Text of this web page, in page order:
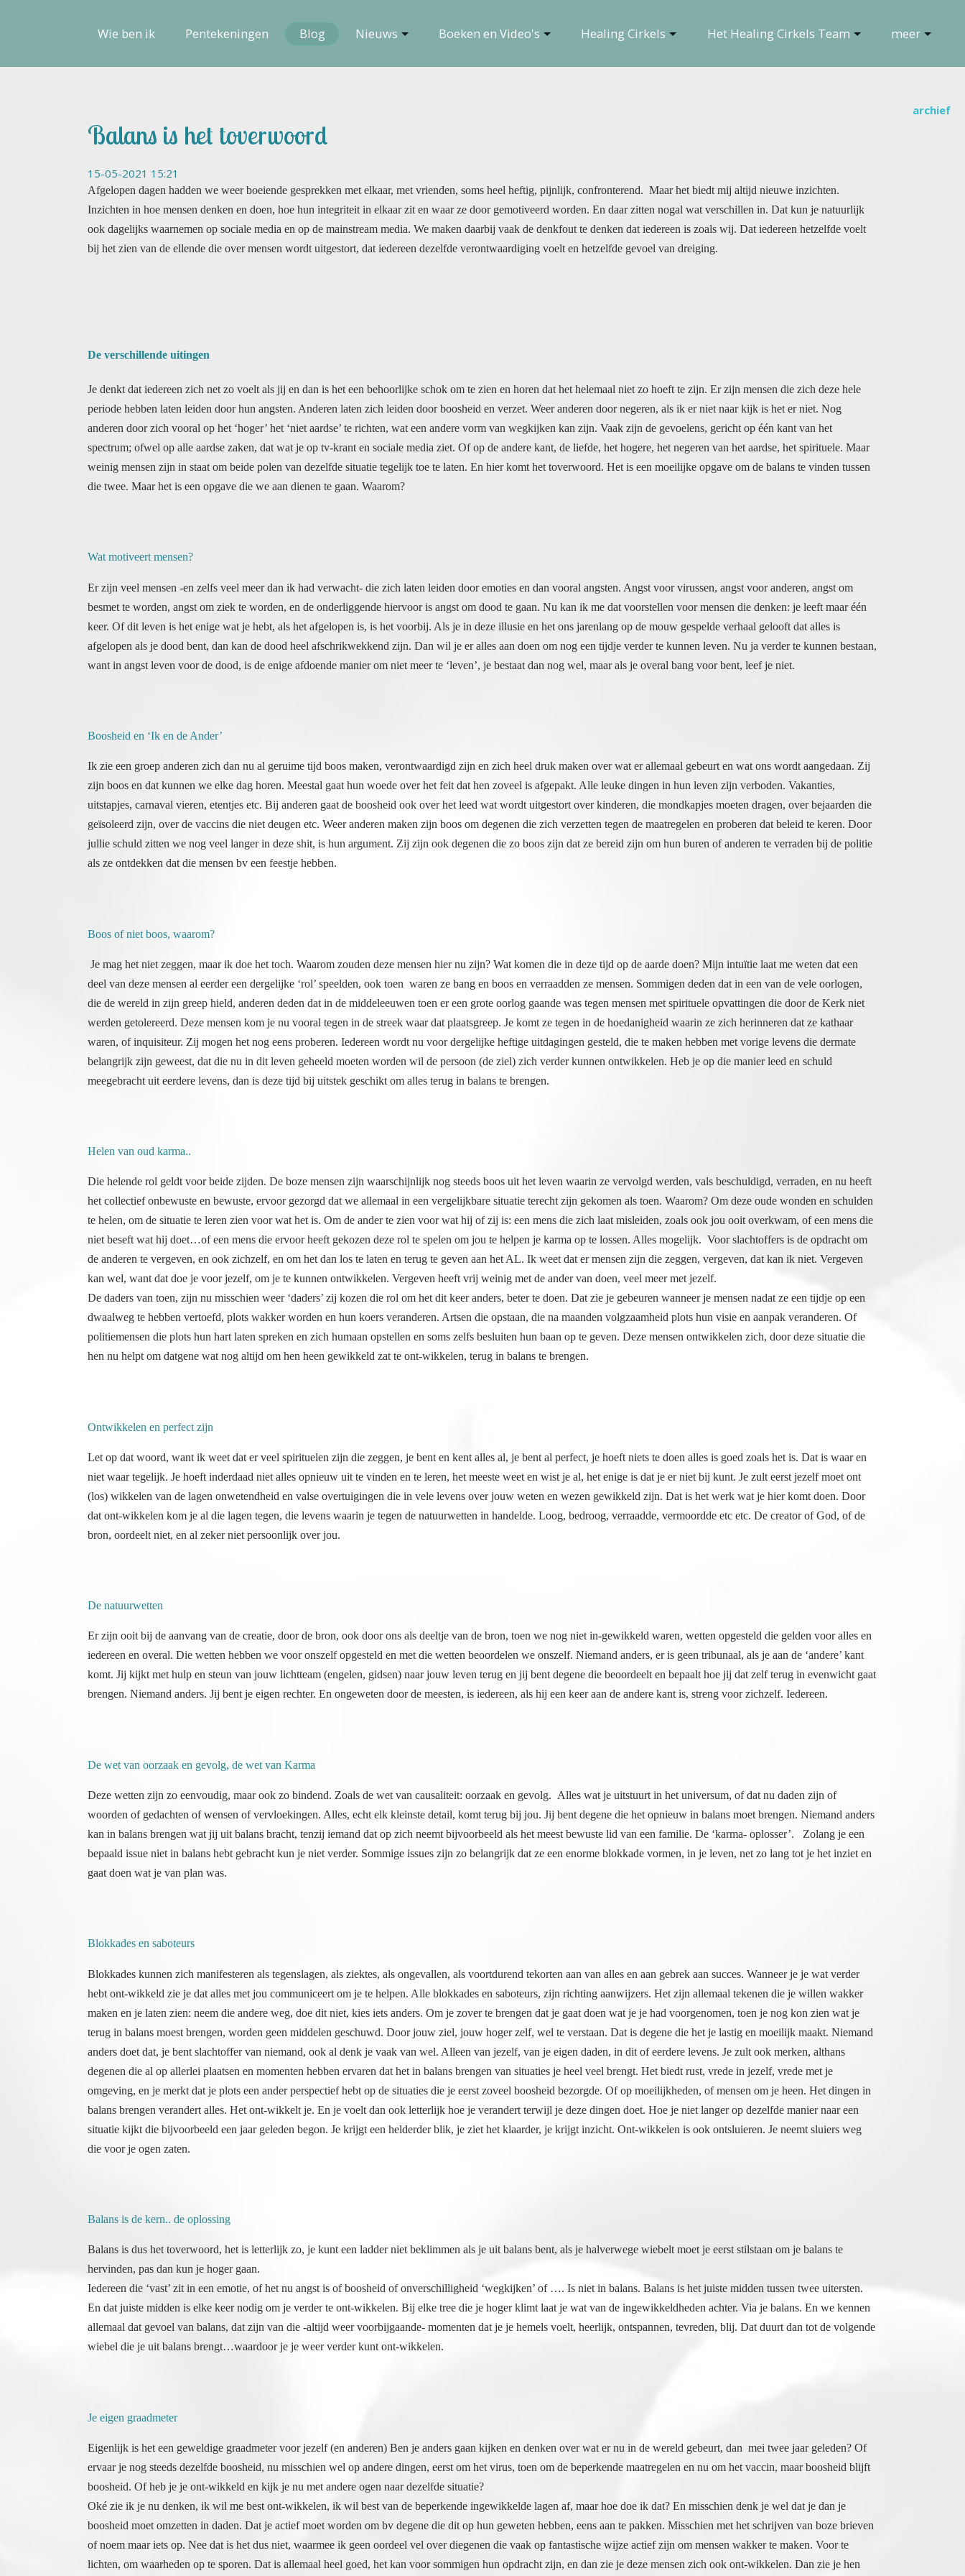
Wie ben ik Pentekeningen Blog Nieuws Boeken en Video's Healing Cirkels Het Healing Cirkels Team meer
archief
Balans is het toverwoord
15-05-2021 15:21
Afgelopen dagen hadden we weer boeiende gesprekken met elkaar, met vrienden, soms heel heftig, pijnlijk, confronterend. Maar het biedt mij altijd nieuwe inzichten.
Inzichten in hoe mensen denken en doen, hoe hun integriteit in elkaar zit en waar ze door gemotiveerd worden. En daar zitten nogal wat verschillen in. Dat kun je natuurlijk
ook dagelijks waarnemen op sociale media en op de mainstream media. We maken daarbij vaak de denkfout te denken dat iedereen is zoals wij. Dat iedereen hetzelfde voelt
bij het zien van de ellende die over mensen wordt uitgestort, dat iedereen dezelfde verontwaardiging voelt en hetzelfde gevoel van dreiging.
De verschillende uitingen
Je denkt dat iedereen zich net zo voelt als jij en dan is het een behoorlijke schok om te zien en horen dat het helemaal niet zo hoeft te zijn. Er zijn mensen die zich deze hele
periode hebben laten leiden door hun angsten. Anderen laten zich leiden door boosheid en verzet. Weer anderen door negeren, als ik er niet naar kijk is het er niet. Nog
anderen door zich vooral op het ‘hoger’ het ‘niet aardse’ te richten, wat een andere vorm van wegkijken kan zijn. Vaak zijn de gevoelens, gericht op één kant van het
spectrum; ofwel op alle aardse zaken, dat wat je op tv-krant en sociale media ziet. Of op de andere kant, de liefde, het hogere, het negeren van het aardse, het spirituele. Maar
weinig mensen zijn in staat om beide polen van dezelfde situatie tegelijk toe te laten. En hier komt het toverwoord. Het is een moeilijke opgave om de balans te vinden tussen
die twee. Maar het is een opgave die we aan dienen te gaan. Waarom?
Wat motiveert mensen?
Er zijn veel mensen -en zelfs veel meer dan ik had verwacht- die zich laten leiden door emoties en dan vooral angsten. Angst voor virussen, angst voor anderen, angst om
besmet te worden, angst om ziek te worden, en de onderliggende hiervoor is angst om dood te gaan. Nu kan ik me dat voorstellen voor mensen die denken: je leeft maar één
keer. Of dit leven is het enige wat je hebt, als het afgelopen is, is het voorbij. Als je in deze illusie en het ons jarenlang op de mouw gespelde verhaal gelooft dat alles is
afgelopen als je dood bent, dan kan de dood heel afschrikwekkend zijn. Dan wil je er alles aan doen om nog een tijdje verder te kunnen leven. Nu ja verder te kunnen bestaan,
want in angst leven voor de dood, is de enige afdoende manier om niet meer te ‘leven’, je bestaat dan nog wel, maar als je overal bang voor bent, leef je niet.
Boosheid en ‘Ik en de Ander’
Ik zie een groep anderen zich dan nu al geruime tijd boos maken, verontwaardigd zijn en zich heel druk maken over wat er allemaal gebeurt en wat ons wordt aangedaan. Zij
zijn boos en dat kunnen we elke dag horen. Meestal gaat hun woede over het feit dat hen zoveel is afgepakt. Alle leuke dingen in hun leven zijn verboden. Vakanties,
uitstapjes, carnaval vieren, etentjes etc. Bij anderen gaat de boosheid ook over het leed wat wordt uitgestort over kinderen, die mondkapjes moeten dragen, over bejaarden die
geïsoleerd zijn, over de vaccins die niet deugen etc. Weer anderen maken zijn boos om degenen die zich verzetten tegen de maatregelen en proberen dat beleid te keren. Door
jullie schuld zitten we nog veel langer in deze shit, is hun argument. Zij zijn ook degenen die zo boos zijn dat ze bereid zijn om hun buren of anderen te verraden bij de politie
als ze ontdekken dat die mensen bv een feestje hebben.
Boos of niet boos, waarom?
Je mag het niet zeggen, maar ik doe het toch. Waarom zouden deze mensen hier nu zijn? Wat komen die in deze tijd op de aarde doen? Mijn intuïtie laat me weten dat een
deel van deze mensen al eerder een dergelijke ‘rol’ speelden, ook toen waren ze bang en boos en verraadden ze mensen. Sommigen deden dat in een van de vele oorlogen,
die de wereld in zijn greep hield, anderen deden dat in de middeleeuwen toen er een grote oorlog gaande was tegen mensen met spirituele opvattingen die door de Kerk niet
werden getolereerd. Deze mensen kom je nu vooral tegen in de streek waar dat plaatsgreep. Je komt ze tegen in de hoedanigheid waarin ze zich herinneren dat ze kathaar
waren, of inquisiteur. Zij mogen het nog eens proberen. Iedereen wordt nu voor dergelijke heftige uitdagingen gesteld, die te maken hebben met vorige levens die dermate
belangrijk zijn geweest, dat die nu in dit leven geheeld moeten worden wil de persoon (de ziel) zich verder kunnen ontwikkelen. Heb je op die manier leed en schuld
meegebracht uit eerdere levens, dan is deze tijd bij uitstek geschikt om alles terug in balans te brengen.
Helen van oud karma..
Die helende rol geldt voor beide zijden. De boze mensen zijn waarschijnlijk nog steeds boos uit het leven waarin ze vervolgd werden, vals beschuldigd, verraden, en nu heeft
het collectief onbewuste en bewuste, ervoor gezorgd dat we allemaal in een vergelijkbare situatie terecht zijn gekomen als toen. Waarom? Om deze oude wonden en schulden
te helen, om de situatie te leren zien voor wat het is. Om de ander te zien voor wat hij of zij is: een mens die zich laat misleiden, zoals ook jou ooit overkwam, of een mens die
niet beseft wat hij doet…of een mens die ervoor heeft gekozen deze rol te spelen om jou te helpen je karma op te lossen. Alles mogelijk. Voor slachtoffers is de opdracht om
de anderen te vergeven, en ook zichzelf, en om het dan los te laten en terug te geven aan het AL. Ik weet dat er mensen zijn die zeggen, vergeven, dat kan ik niet. Vergeven
kan wel, want dat doe je voor jezelf, om je te kunnen ontwikkelen. Vergeven heeft vrij weinig met de ander van doen, veel meer met jezelf.
De daders van toen, zijn nu misschien weer ‘daders’ zij kozen die rol om het dit keer anders, beter te doen. Dat zie je gebeuren wanneer je mensen nadat ze een tijdje op een
dwaalweg te hebben vertoefd, plots wakker worden en hun koers veranderen. Artsen die opstaan, die na maanden volgzaamheid plots hun visie en aanpak veranderen. Of
politiemensen die plots hun hart laten spreken en zich humaan opstellen en soms zelfs besluiten hun baan op te geven. Deze mensen ontwikkelen zich, door deze situatie die
hen nu helpt om datgene wat nog altijd om hen heen gewikkeld zat te ont-wikkelen, terug in balans te brengen.
Ontwikkelen en perfect zijn
Let op dat woord, want ik weet dat er veel spirituelen zijn die zeggen, je bent en kent alles al, je bent al perfect, je hoeft niets te doen alles is goed zoals het is. Dat is waar en
niet waar tegelijk. Je hoeft inderdaad niet alles opnieuw uit te vinden en te leren, het meeste weet en wist je al, het enige is dat je er niet bij kunt. Je zult eerst jezelf moet ont
(los) wikkelen van de lagen onwetendheid en valse overtuigingen die in vele levens over jouw weten en wezen gewikkeld zijn. Dat is het werk wat je hier komt doen. Door
dat ont-wikkelen kom je al die lagen tegen, die levens waarin je tegen de natuurwetten in handelde. Loog, bedroog, verraadde, vermoordde etc etc. De creator of God, of de
bron, oordeelt niet, en al zeker niet persoonlijk over jou.
De natuurwetten
Er zijn ooit bij de aanvang van de creatie, door de bron, ook door ons als deeltje van de bron, toen we nog niet in-gewikkeld waren, wetten opgesteld die gelden voor alles en
iedereen en overal. Die wetten hebben we voor onszelf opgesteld en met die wetten beoordelen we onszelf. Niemand anders, er is geen tribunaal, als je aan de ‘andere’ kant
komt. Jij kijkt met hulp en steun van jouw lichtteam (engelen, gidsen) naar jouw leven terug en jij bent degene die beoordeelt en bepaalt hoe jij dat zelf terug in evenwicht gaat
brengen. Niemand anders. Jij bent je eigen rechter. En ongeweten door de meesten, is iedereen, als hij een keer aan de andere kant is, streng voor zichzelf. Iedereen.
De wet van oorzaak en gevolg, de wet van Karma
Deze wetten zijn zo eenvoudig, maar ook zo bindend. Zoals de wet van causaliteit: oorzaak en gevolg. Alles wat je uitstuurt in het universum, of dat nu daden zijn of
woorden of gedachten of wensen of vervloekingen. Alles, echt elk kleinste detail, komt terug bij jou. Jij bent degene die het opnieuw in balans moet brengen. Niemand anders
kan in balans brengen wat jij uit balans bracht, tenzij iemand dat op zich neemt bijvoorbeeld als het meest bewuste lid van een familie. De ‘karma- oplosser’. Zolang je een
bepaald issue niet in balans hebt gebracht kun je niet verder. Sommige issues zijn zo belangrijk dat ze een enorme blokkade vormen, in je leven, net zo lang tot je het inziet en
gaat doen wat je van plan was.
Blokkades en saboteurs
Blokkades kunnen zich manifesteren als tegenslagen, als ziektes, als ongevallen, als voortdurend tekorten aan van alles en aan gebrek aan succes. Wanneer je je wat verder
hebt ont-wikkeld zie je dat alles met jou communiceert om je te helpen. Alle blokkades en saboteurs, zijn richting aanwijzers. Het zijn allemaal tekenen die je willen wakker
maken en je laten zien: neem die andere weg, doe dit niet, kies iets anders. Om je zover te brengen dat je gaat doen wat je je had voorgenomen, toen je nog kon zien wat je
terug in balans moest brengen, worden geen middelen geschuwd. Door jouw ziel, jouw hoger zelf, wel te verstaan. Dat is degene die het je lastig en moeilijk maakt. Niemand
anders doet dat, je bent slachtoffer van niemand, ook al denk je vaak van wel. Alleen van jezelf, van je eigen daden, in dit of eerdere levens. Je zult ook merken, althans
degenen die al op allerlei plaatsen en momenten hebben ervaren dat het in balans brengen van situaties je heel veel brengt. Het biedt rust, vrede in jezelf, vrede met je
omgeving, en je merkt dat je plots een ander perspectief hebt op de situaties die je eerst zoveel boosheid bezorgde. Of op moeilijkheden, of mensen om je heen. Het dingen in
balans brengen verandert alles. Het ont-wikkelt je. En je voelt dan ook letterlijk hoe je verandert terwijl je deze dingen doet. Hoe je niet langer op dezelfde manier naar een
situatie kijkt die bijvoorbeeld een jaar geleden begon. Je krijgt een helderder blik, je ziet het klaarder, je krijgt inzicht. Ont-wikkelen is ook ontsluieren. Je neemt sluiers weg
die voor je ogen zaten.
Balans is de kern.. de oplossing
Balans is dus het toverwoord, het is letterlijk zo, je kunt een ladder niet beklimmen als je uit balans bent, als je halverwege wiebelt moet je eerst stilstaan om je balans te
hervinden, pas dan kun je hoger gaan.
Iedereen die ‘vast’ zit in een emotie, of het nu angst is of boosheid of onverschilligheid ‘wegkijken’ of …. Is niet in balans. Balans is het juiste midden tussen twee uitersten.
En dat juiste midden is elke keer nodig om je verder te ont-wikkelen. Bij elke tree die je hoger klimt laat je wat van de ingewikkeldheden achter. Via je balans. En we kennen
allemaal dat gevoel van balans, dat zijn van die -altijd weer voorbijgaande- momenten dat je je hemels voelt, heerlijk, ontspannen, tevreden, blij. Dat duurt dan tot de volgende
wiebel die je uit balans brengt…waardoor je je weer verder kunt ont-wikkelen.
Je eigen graadmeter
Eigenlijk is het een geweldige graadmeter voor jezelf (en anderen) Ben je anders gaan kijken en denken over wat er nu in de wereld gebeurt, dan mei twee jaar geleden? Of
ervaar je nog steeds dezelfde boosheid, nu misschien wel op andere dingen, eerst om het virus, toen om de beperkende maatregelen en nu om het vaccin, maar boosheid blijft
boosheid. Of heb je je ont-wikkeld en kijk je nu met andere ogen naar dezelfde situatie?
Oké zie ik je nu denken, ik wil me best ont-wikkelen, ik wil best van de beperkende ingewikkelde lagen af, maar hoe doe ik dat? En misschien denk je wel dat je dan je
boosheid moet omzetten in daden. Dat je actief moet worden om bv degene die dit op hun geweten hebben, eens aan te pakken. Misschien met het schrijven van boze brieven
of noem maar iets op. Nee dat is het dus niet, waarmee ik geen oordeel vel over diegenen die vaak op fantastische wijze actief zijn om mensen wakker te maken. Voor te
lichten, om waarheden op te sporen. Dat is allemaal heel goed, het kan voor sommigen hun opdracht zijn, en dan zie je deze mensen zich ook ont-wikkelen. Dan zie je hen